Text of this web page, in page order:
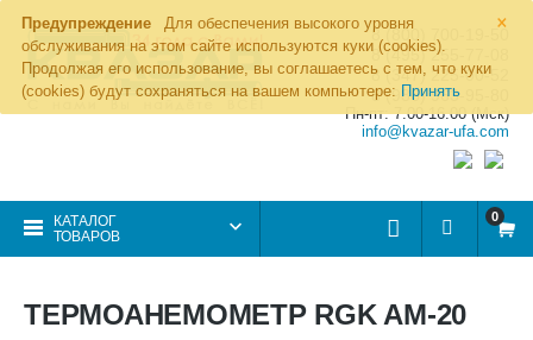
×
Предупреждение
Для обеспечения высокого уровня
обслуживания на этом сайте используются куки (cookies).
Продолжая его использование, вы соглашаетесь с тем, что куки
(cookies) будут сохраняться на вашем компьютере: Принять
8 (800) 700-19-50
8 (495) 255-77-08
8 (347) 225-00-52
8 (986) 963-95-80
Пн-пт: 7.00-16.00 (Мск)
info@kvazar-ufa.com
КАТАЛОГ
ТОВАРОВ
0
ТЕРМОАНЕМОМЕТР RGK AM-20